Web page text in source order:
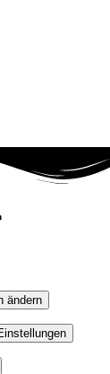
ändern